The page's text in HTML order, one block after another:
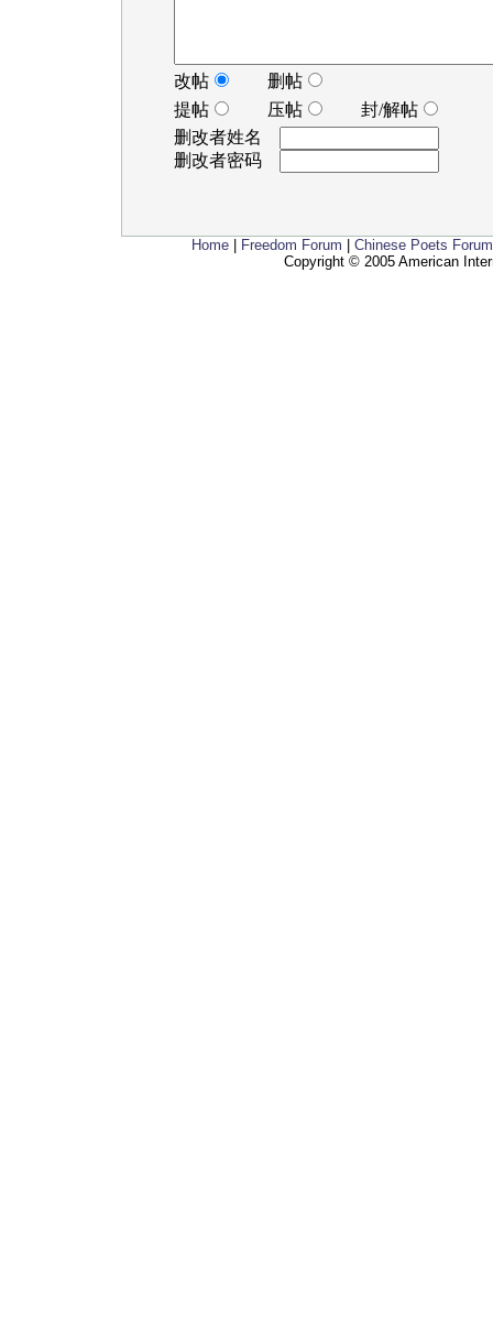
改帖
删帖
提帖
压帖
封/解帖
删改者姓名
删改者密码
Home Freedom Forum
Chinese Poets Forum
Copyright © 2005 American